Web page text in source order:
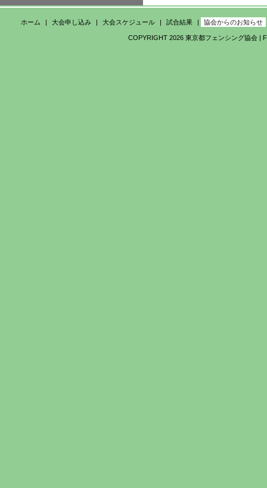
ホーム 大会申し込み 大会スケジュール 試合結果 協会からのお知らせ
COPYRIGHT 2026 東京都フェンシング協会 |